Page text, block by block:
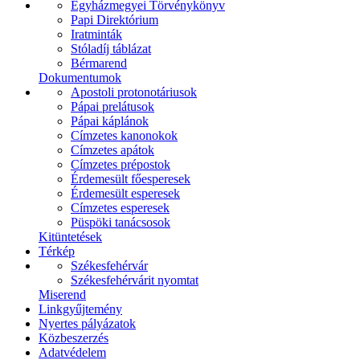
Egyházmegyei Törvénykönyv
Papi Direktórium
Iratminták
Stóladíj táblázat
Bérmarend
Dokumentumok
Apostoli protonotáriusok
Pápai prelátusok
Pápai káplánok
Címzetes kanonokok
Címzetes apátok
Címzetes prépostok
Érdemesült főesperesek
Érdemesült esperesek
Címzetes esperesek
Püspöki tanácsosok
Kitüntetések
Térkép
Székesfehérvár
Székesfehérvárit nyomtat
Miserend
Linkgyűjtemény
Nyertes pályázatok
Közbeszerzés
Adatvédelem